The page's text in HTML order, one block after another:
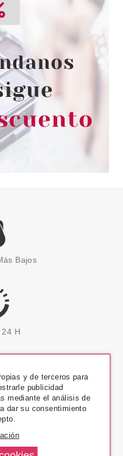
Bajos
H
y de terceros para
publicidad
mediante el análisis de
dar su consentimiento